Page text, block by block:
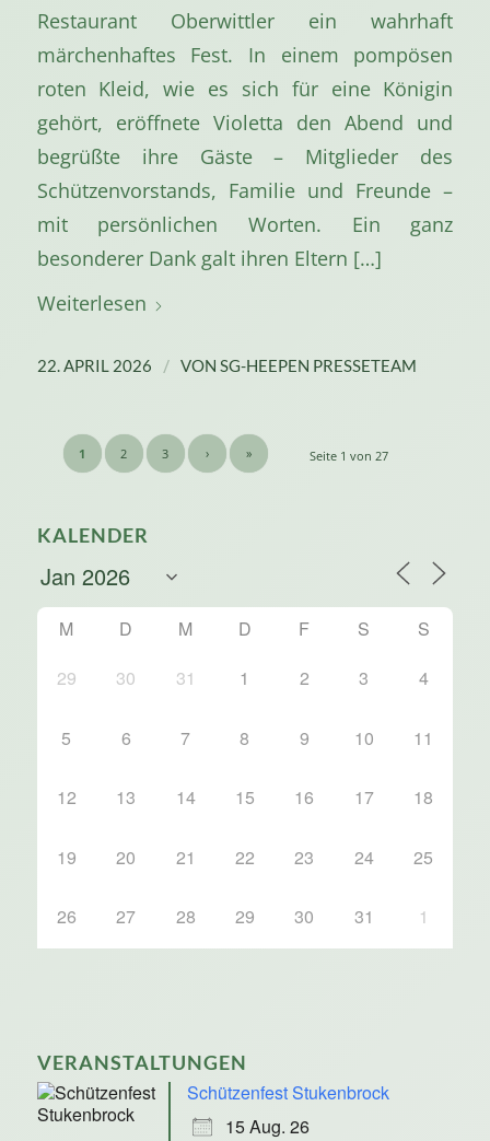
Restaurant Oberwittler ein wahrhaft
märchenhaftes Fest. In einem pompösen
roten Kleid, wie es sich für eine Königin
gehört, eröffnete Violetta den Abend und
begrüßte ihre Gäste – Mitglieder des
Schützenvorstands, Familie und Freunde –
mit persönlichen Worten. Ein ganz
besonderer Dank galt ihren Eltern […]
Weiterlesen
22. APRIL 2026 / VON SG-HEEPEN PRESSETEAM
Seite 1 von 27
1 2 3 › »
KALENDER
M D M D F S
S
29
30 31 1 2 3 4
5 6 7 8 9 10 11
12 13 14 15 16 17 18
19 20 21 22 23 24 25
26 27 28 29 30 31 1
VERANSTALTUNGEN
Schützenfest Stukenbrock
15 Aug. 26